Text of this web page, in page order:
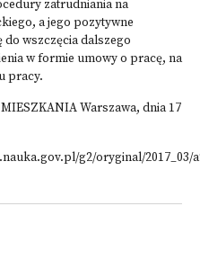
zatrudniania na
a jego pozytywne
wszczęcia dalszego
w formie umowy o pracę, na
pracy.
Warszawa, dnia 17
g2/oryginal/2017_03/